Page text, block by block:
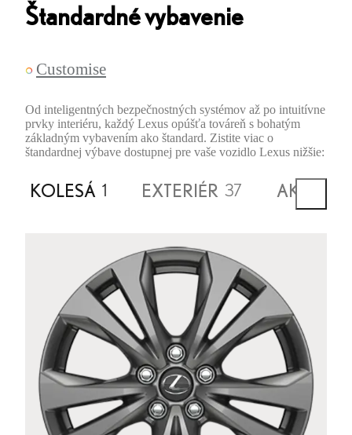
Štandardné vybavenie
Customise
Od inteligentných bezpečnostných systémov až po intuitívne
prvky interiéru, každý Lexus opúšťa továreň s bohatým
základným vybavením ako štandard. Zistite viac o
štandardnej výbave dostupnej pre vaše vozidlo Lexus nižšie:
KOLESÁ 1 EXTERIÉR 37